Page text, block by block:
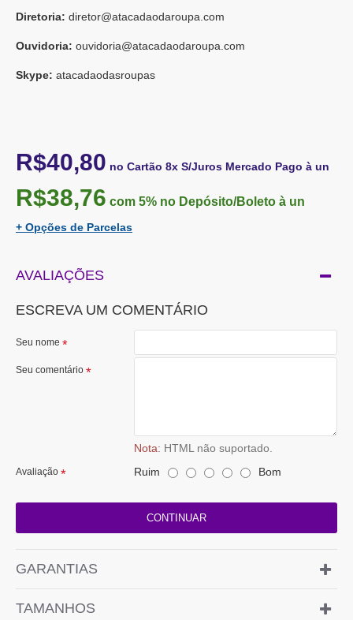
Diretoria: diretor@atacadaodaroupa.com
Ouvidoria: ouvidoria@atacadaodaroupa.com
Skype: atacadaodasroupas
R$40,80 no Cartão 8x S/Juros Mercado Pago à un
R$38,76 com 5% no Depósito/Boleto à un
+ Opções de Parcelas
AVALIAÇÕES
ESCREVA UM COMENTÁRIO
Seu nome
Seu comentário
Nota: HTML não suportado.
Avaliação Ruim Bom
CONTINUAR
GARANTIAS
TAMANHOS